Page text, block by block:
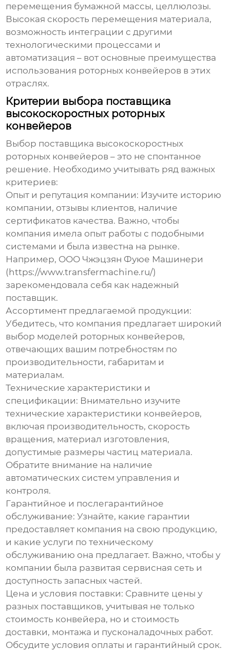
перемещения бумажной массы, целлюлозы.
Высокая скорость перемещения материала,
возможность интеграции с другими
технологическими процессами и
автоматизация – вот основные преимущества
использования роторных конвейеров в этих
отраслях.
Критерии выбора поставщика
высокоскоростных роторных
конвейеров
Выбор поставщика высокоскоростных
роторных конвейеров – это не спонтанное
решение. Необходимо учитывать ряд важных
критериев:
Опыт и репутация компании: Изучите историю
компании, отзывы клиентов, наличие
сертификатов качества. Важно, чтобы
компания имела опыт работы с подобными
системами и была известна на рынке.
Например, ООО Чжэцзян Фуюе Машинери
( https://www.transfermachine.ru/)
зарекомендовала себя как надежный
поставщик.
Ассортимент предлагаемой продукции:
Убедитесь, что компания предлагает широкий
выбор моделей роторных конвейеров,
отвечающих вашим потребностям по
производительности, габаритам и
материалам.
Технические характеристики и
спецификации: Внимательно изучите
технические характеристики конвейеров,
включая производительность, скорость
вращения, материал изготовления,
допустимые размеры частиц материала.
Обратите внимание на наличие
автоматических систем управления и
контроля.
Гарантийное и послегарантийное
обслуживание: Узнайте, какие гарантии
предоставляет компания на свою продукцию,
и какие услуги по техническому
обслуживанию она предлагает. Важно, чтобы у
компании была развитая сервисная сеть и
доступность запасных частей.
Цена и условия поставки: Сравните цены у
разных поставщиков, учитывая не только
стоимость конвейера, но и стоимость
доставки, монтажа и пусконаладочных работ.
Обсудите условия оплаты и гарантийный срок.